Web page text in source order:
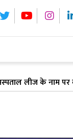
के नाम पर बड़ी